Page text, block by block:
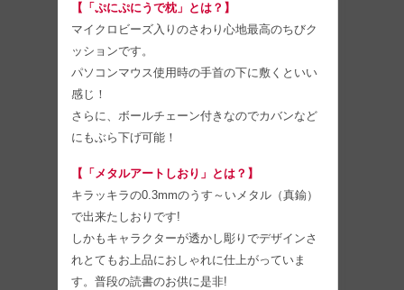
【「ぷにぷにうで枕」とは？】
マイクロビーズ入りのさわり心地最高のちびク
ッションです。
パソコンマウス使用時の手首の下に敷くといい
感じ！
さらに、ボールチェーン付きなのでカバンなど
にもぶら下げ可能！
【「メタルアートしおり」とは？】
キラッキラの0.3mmのうす～いメタル（真鍮）
で出来たしおりです!
しかもキャラクターが透かし彫りでデザインさ
れとてもお上品におしゃれに仕上がっていま
す。普段の読書のお供に是非!